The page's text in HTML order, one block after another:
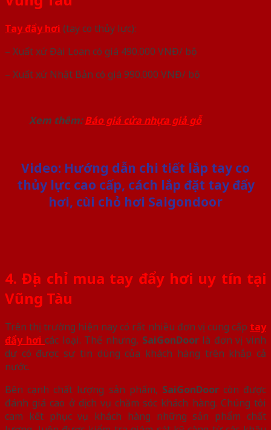
Tay đẩy hơi (tay co thủy lực):
– Xuất xứ Đài Loan có giá 490.000 VNĐ/ bộ
– Xuất xứ Nhật Bản có giá 990.000 VNĐ/ bộ
Xem thêm:Báo giá cửa nhựa giả gỗ
Video: Hướng dẫn chi tiết lắp tay co
thủy lực cao cấp, cách lắp đặt tay đẩy
hơi, cùi chỏ hơi Saigondoor
4. Địa chỉ mua tay đẩy hơi uy tín tại
Vũng Tàu
Trên thị trường hiện nay có rất nhiều đơn vị cung cấp tay
đẩy hơicác loại. Thế nhưng, SaiGonDoorlà đơn vị vinh
dự có được sự tin dùng của khách hàng trên khắp cả
nước.
Bên cạnh chất lượng sản phẩm, SaiGonDoorcòn được
đánh giá cao ở dịch vụ chăm sóc khách hàng. Chúng tôi
cam kết phục vụ khách hàng những sản phẩm chất